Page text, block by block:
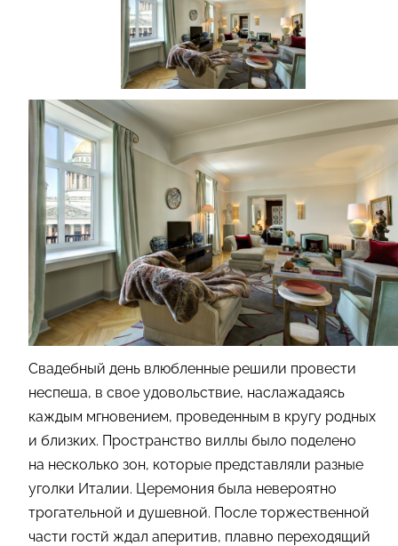
Свадебный день влюбленные решили провести
неспеша, в свое удовольствие, наслажадаясь
каждым мгновением, проведенным в кругу родных
и близких. Пространство виллы было поделено
на несколько зон, которые представляли разные
уголки Италии. Церемония была невероятно
трогательной и душевной. После торжественной
части гостй ждал аперитив, плавно переходящий